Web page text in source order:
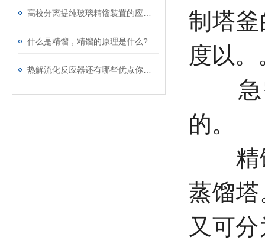
什么是精馏，精馏的原理是什么?
制塔
度以。
急需
的。
精馏
蒸馏
又可